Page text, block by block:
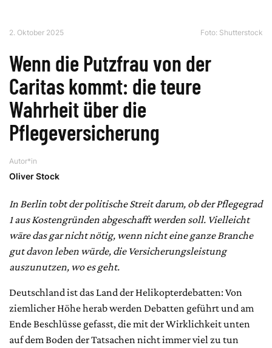
2. Oktober 2025 Foto: Shutterstock
Wenn die Putzfrau von der
Caritas kommt: die teure
Wahrheit über die
Pflegeversicherung
Autor*in
Oliver Stock
In Berlin tobt der politische Streit darum, ob der Pflegegrad
1 aus Kostengründen abgeschafft werden soll. Vielleicht
wäre das gar nicht nötig, wenn nicht eine ganze Branche
gut davon leben würde, die Versicherungsleistung
auszunutzen, wo es geht.
Deutschland ist das Land der Helikopterdebatten: Von
ziemlicher Höhe herab werden Debatten geführt und am
Ende Beschlüsse gefasst, die mit der Wirklichkeit unten
auf dem Boden der Tatsachen nicht immer viel zu tun